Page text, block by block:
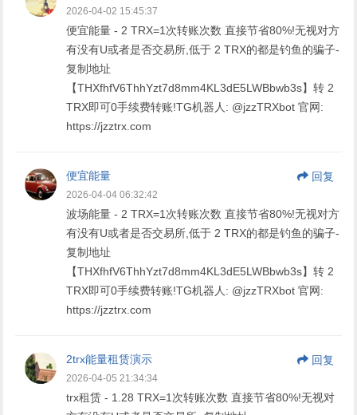
2026-04-02 15:45:37
便宜能量 - 2 TRX=1次转账次数 直接节省80%!无视对方
有没有U或者是否交易所,低于 2 TRX的都是钓鱼的骗子-
复制地址
【THXfhfV6ThhYzt7d8mm4KL3dE5LWBbwb3s】转 2
TRX即可0手续费转账!TG机器人: @jzzTRXbot 官网:
https://jzztrx.com
便宜能量 回复
2026-04-04 06:32:42
波场能量 - 2 TRX=1次转账次数 直接节省80%!无视对方
有没有U或者是否交易所,低于 2 TRX的都是钓鱼的骗子-
复制地址
【THXfhfV6ThhYzt7d8mm4KL3dE5LWBbwb3s】转 2
TRX即可0手续费转账!TG机器人: @jzzTRXbot 官网:
https://jzztrx.com
2trx能量租赁演示 回复
2026-04-05 21:34:34
trx租赁 - 1.28 TRX=1次转账次数 直接节省80%!无视对